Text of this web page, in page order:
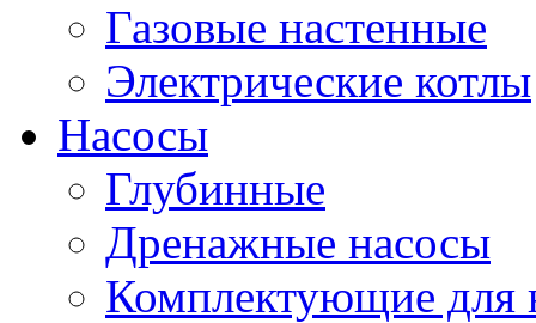
Газовые настенные
Электрические котлы
Насосы
Глубинные
Дренажные насосы
Комплектующие для